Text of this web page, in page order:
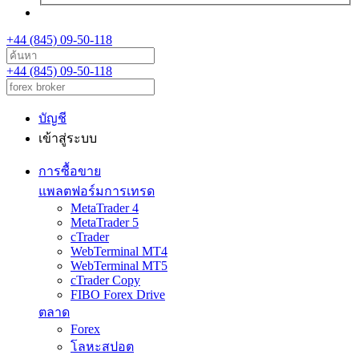
+44 (845) 09-50-118
+44 (845) 09-50-118
บัญชี
เข้าสู่ระบบ
การซื้อขาย
แพลตฟอร์มการเทรด
MetaTrader 4
MetaTrader 5
cTrader
WebTerminal MT4
WebTerminal MT5
cTrader Copy
FIBO Forex Drive
ตลาด
Forex
โลหะสปอต